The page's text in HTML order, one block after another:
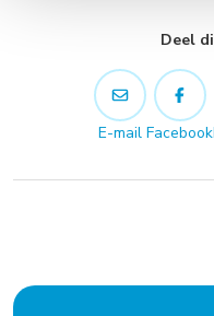
Deel
E-mail Facebook